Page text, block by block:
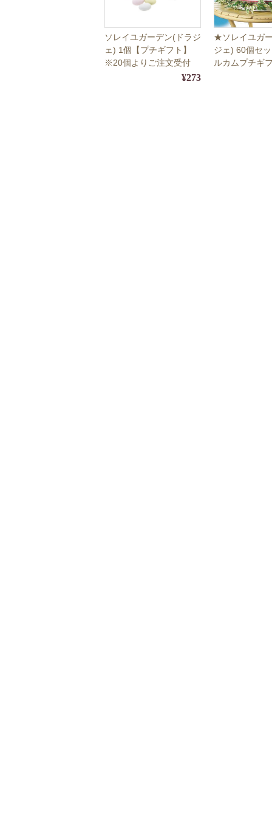
ソレイユガーデン(ドラジ
ェ) 1個【プチギフト】
※20個よりご注文受付
¥273
★ソレイユガ
ジェ) 60個セ
ルカムプチギ